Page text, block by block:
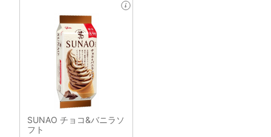
SUNAO チョコ&バニラソ
フト